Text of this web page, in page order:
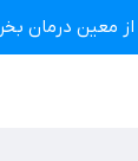
از معین درمان